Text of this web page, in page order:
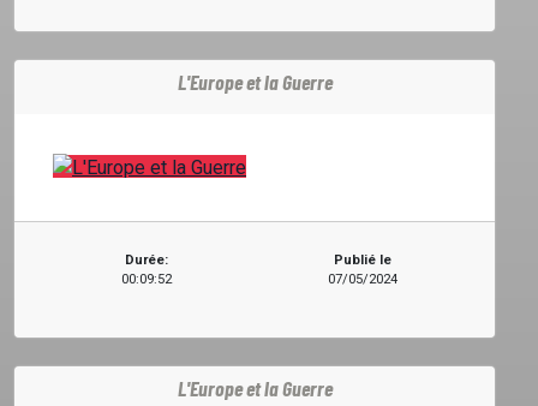
PUBLICITÉ
L'Europe et la Guerre
Durée:
00:09:52
Publié le
07/05/2024
L'Europe et la Guerre